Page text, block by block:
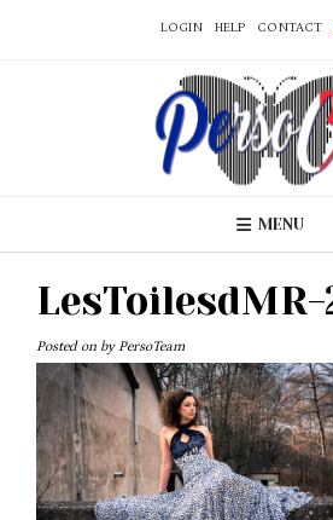
LOGIN HELP CONTACT
MENU
LesToilesdMR-
Posted on by PersoTeam